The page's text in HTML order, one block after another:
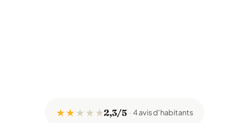
★ ★★ ★ ★2,3/5 4 avis d'habitants